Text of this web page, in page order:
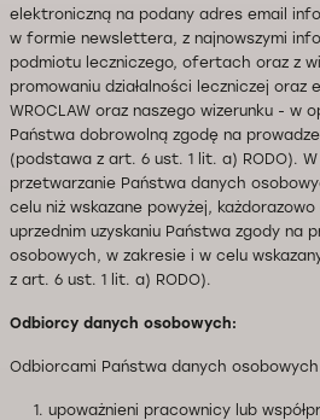
elektroniczną na podany adres email
w formie newslettera, z najnowszymi
podmiotu leczniczego, ofertach oraz z
promowaniu działalności leczniczej oraz
WROCLAW oraz naszego wizerunku - w
Państwa dobrowolną zgodę na
(podstawa z art. 6 ust. 1 lit. a) RODO).
przetwarzanie Państwa danych
celu niż wskazane powyżej,
uprzednim uzyskaniu Państwa zgody na
osobowych, w zakresie i w celu
z art. 6 ust. 1 lit. a) RODO).
Odbiorcy danych osobowych:
Odbiorcami Państwa danych
upoważnieni pracownicy lub